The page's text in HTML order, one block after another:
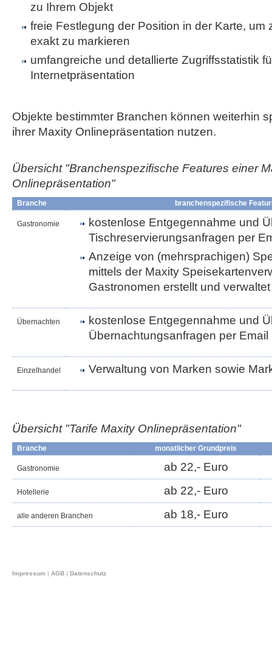
zu Ihrem Objekt
freie Festlegung der Position in der Karte, um
exakt zu markieren
umfangreiche und detallierte Zugriffsstatistik
Internetpräsentation
Objekte bestimmter Branchen können weiterhin
ihrer Maxity Onlinepräsentation nutzen.
Übersicht "Branchenspezifische Features einer
Onlinepräsentation"
Branche branchenspezifische
Gastronomie
kostenlose Entgegennahme und
Tischreservierungsanfragen per
Anzeige von (mehrsprachigen)
mittels der Maxity
Gastronomen erstellt und
Übernachten
kostenlose Entgegennahme und
Übernachtungsanfragen per
Einzelhandel Verwaltung von Marken sowie
Übersicht "Tarife Maxity Onlinepräsentation"
Branche monatlicher Grundpreis
Gastronomie ab 22,- Euro
Hotellerie ab 22,- Euro
alle anderen Branchen ab 18,- Euro
Impressum | AGB | Datenschutz